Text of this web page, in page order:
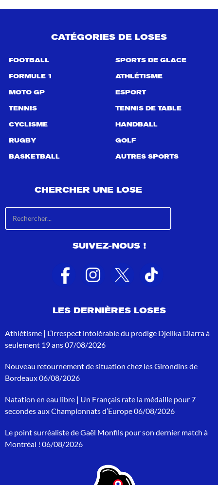
CATÉGORIES DE LOSES
FOOTBALL
FORMULE 1
MOTO GP
TENNIS
CYCLISME
RUGBY
BASKETBALL
SPORTS DE GLACE
ATHLÉTISME
ESPORT
TENNIS DE TABLE
HANDBALL
GOLF
AUTRES SPORTS
CHERCHER UNE LOSE
s
l
a
t
s
r
c
e
c
o
u
:
SUIVEZ-NOUS !
LES DERNIÈRES LOSES
Athlétisme | L’irrespect intolérable du prodige Djelika Diarra à
seulement 19 ans07/08/2026
Nouveau retournement de situation chez les Girondins de
Bordeaux06/08/2026
Natation en eau libre | Un Français rate la médaille pour 7
secondes aux Championnats d’Europe06/08/2026
Le point surréaliste de Gaël Monfils pour son dernier match à
Montréal ! 06/08/2026